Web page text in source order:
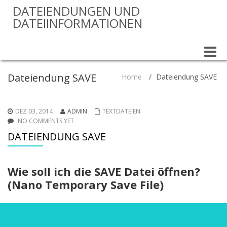
DATEIENDUNGEN UND
DATEIINFORMATIONEN
Toggle
Dateiendung SAVE Home / Dateiendung SAVE
DEZ 03, 2014 ADMIN
TEXTDATEIEN
NO COMMENTS YET
DATEIENDUNG SAVE
Wie soll ich die SAVE Datei öffnen?
(Nano Temporary Save File)